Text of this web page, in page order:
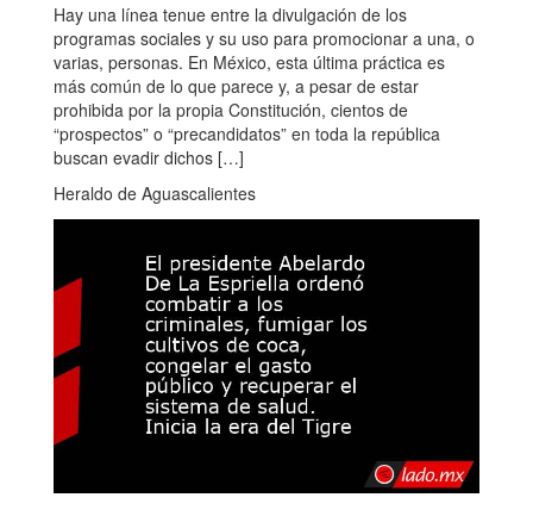
Hay una línea tenue entre la divulgación de los
programas sociales y su uso para promocionar a una, o
varias, personas. En México, esta última práctica es
más común de lo que parece y, a pesar de estar
prohibida por la propia Constitución, cientos de
“prospectos” o “precandidatos” en toda la república
buscan evadir dichos […]
Heraldo de Aguascalientes